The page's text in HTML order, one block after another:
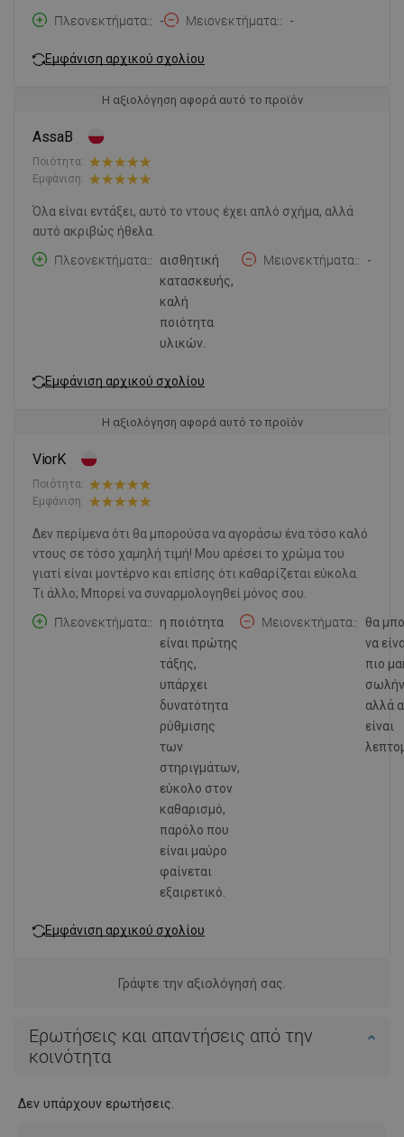
Πλεονεκτήματα:
- Μειονεκτήματα: -
Εμφάνιση αρχικού σχολίου
Η αξιολόγηση αφορά αυτό το προϊόν
AssaB
Ποιότητα:
Εμφάνιση:
Όλα είναι εντάξει, αυτό το ντους έχει απλό σχήμα, αλλά
αυτό ακριβώς ήθελα.
Πλεονεκτήματα:
αισθητική
κατασκευής,
καλή
ποιότητα
υλικών.
Μειονεκτήματα: -
Εμφάνιση αρχικού σχολίου
Η αξιολόγηση αφορά αυτό το προϊόν
ViorK
Ποιότητα:
Εμφάνιση:
Δεν περίμενα ότι θα μπορούσα να αγοράσω ένα τόσο καλό
ντους σε τόσο χαμηλή τιμή! Μου αρέσει το χρώμα του
γιατί είναι μοντέρνο και επίσης ότι καθαρίζεται εύκολα.
Τι άλλο; Μπορεί να συναρμολογηθεί μόνος σου.
Πλεονεκτήματα:
η ποιότητα
είναι πρώτης
τάξης,
υπάρχει
δυνατότητα
ρύθμισης
των
στηριγμάτων,
εύκολο στον
καθαρισμό,
παρόλο που
είναι μαύρο
φαίνεται
εξαιρετικό.
Μειονεκτήματα:
θα
να
πιο
αλλά
είναι
Εμφάνιση αρχικού σχολίου
Γράψτε την αξιολόγησή σας.
Ερωτήσεις και απαντήσεις από την
κοινότητα
Δεν υπάρχουν ερωτήσεις.